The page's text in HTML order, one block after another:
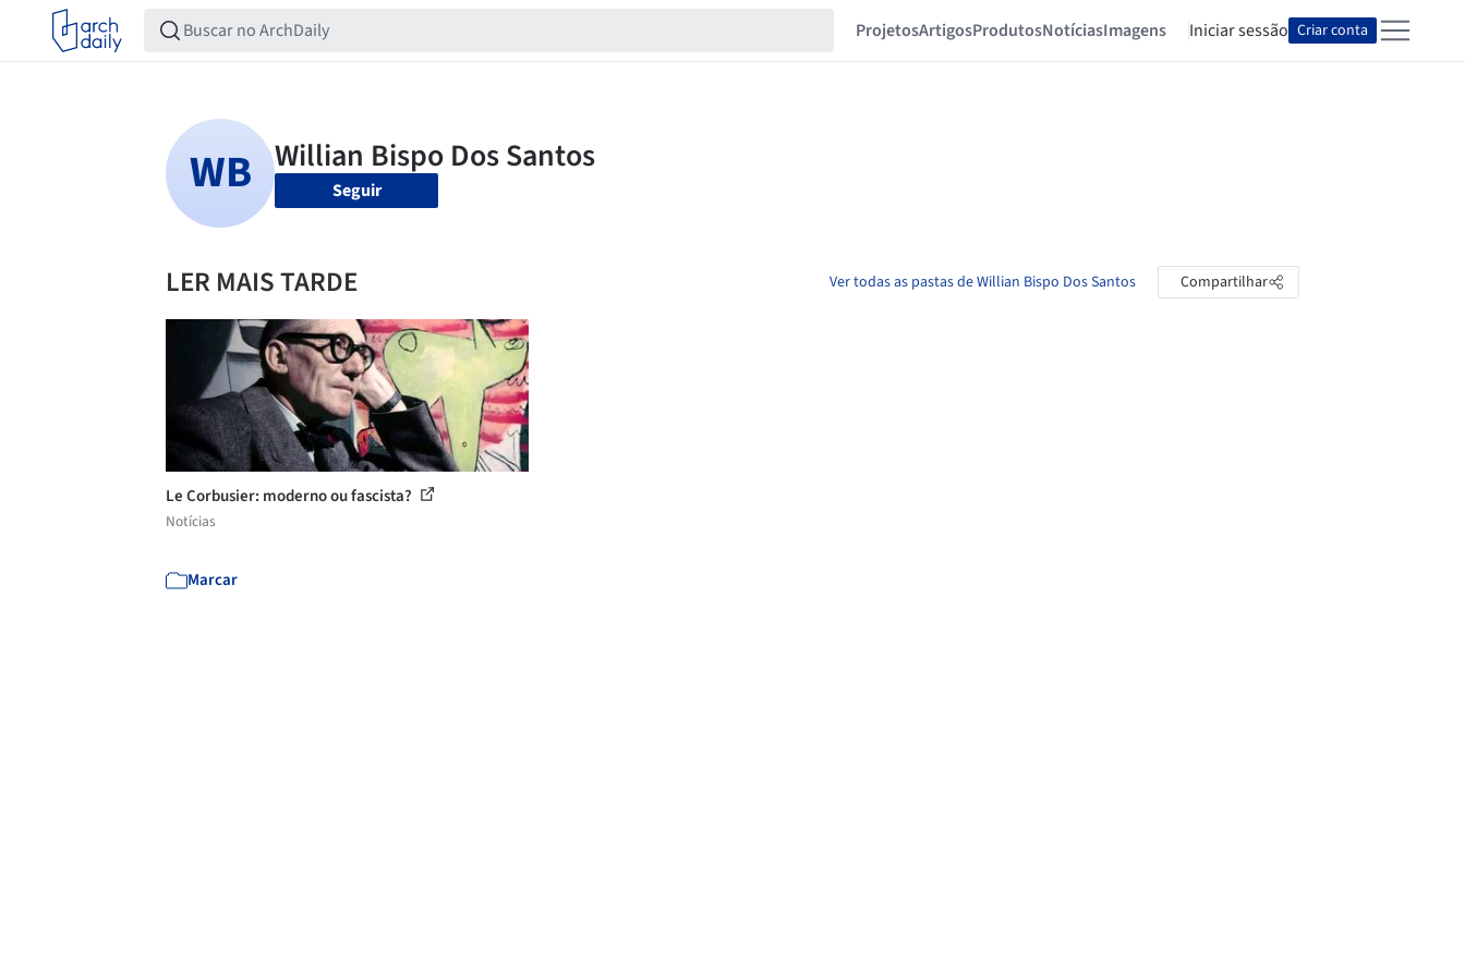
ProjetosArtigosProdutosNotíciasImagens Iniciar sessão Criar conta
Seguir
LER MAIS TARDE Ver todas as pastas de Willian Bispo Dos Santos Compartilhar
Le Corbusier: moderno ou fascista?
Notícias
Marcar